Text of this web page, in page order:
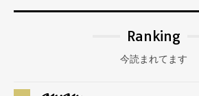
Ranking
今読まれてます